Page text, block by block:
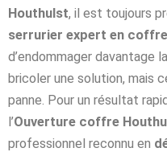
Houthulst, il est toujours
serrurier expert en
d’endommager davantage
bricoler une solution, mais
panne. Pour un résultat
l’Ouverture coffre
professionnel reconnu en